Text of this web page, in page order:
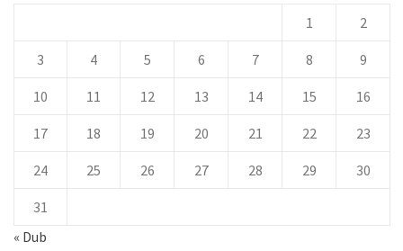
1
2
3 4 5 6 7 8 9
10 11 12 13 14 15 16
17 18 19 20 21 22 23
24 25 26 27 28 29 30
31
« Dub